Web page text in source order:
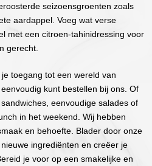
seizoensgroenten zoals
aardappel. Voeg wat verse
met een citroen-tahinidressing voor
gerecht.
toegang tot een wereld van
kunt bestellen bij ons. Of
eenvoudige salades of
in het weekend. Wij hebben
en behoefte. Blader door onze
ingrediënten en creëer je
je voor op een smakelijke en